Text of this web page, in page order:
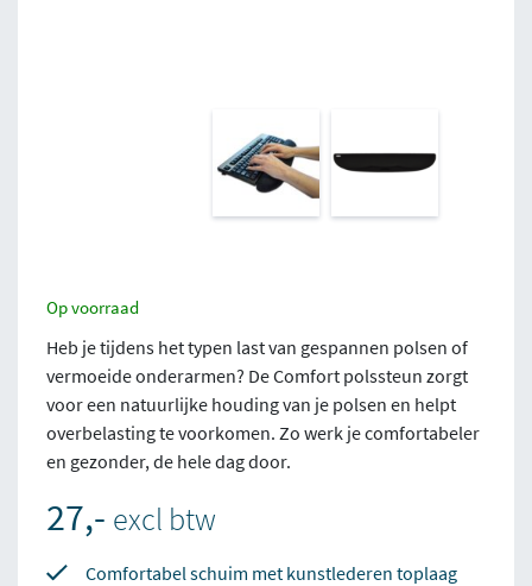
Op voorraad
Heb je tijdens het typen last van gespannen polsen of
vermoeide onderarmen? De Comfort polssteun zorgt
voor een natuurlijke houding van je polsen en helpt
overbelasting te voorkomen. Zo werk je comfortabeler
en gezonder, de hele dag door.
27,- excl btw
Comfortabel schuim met kunstlederen toplaag